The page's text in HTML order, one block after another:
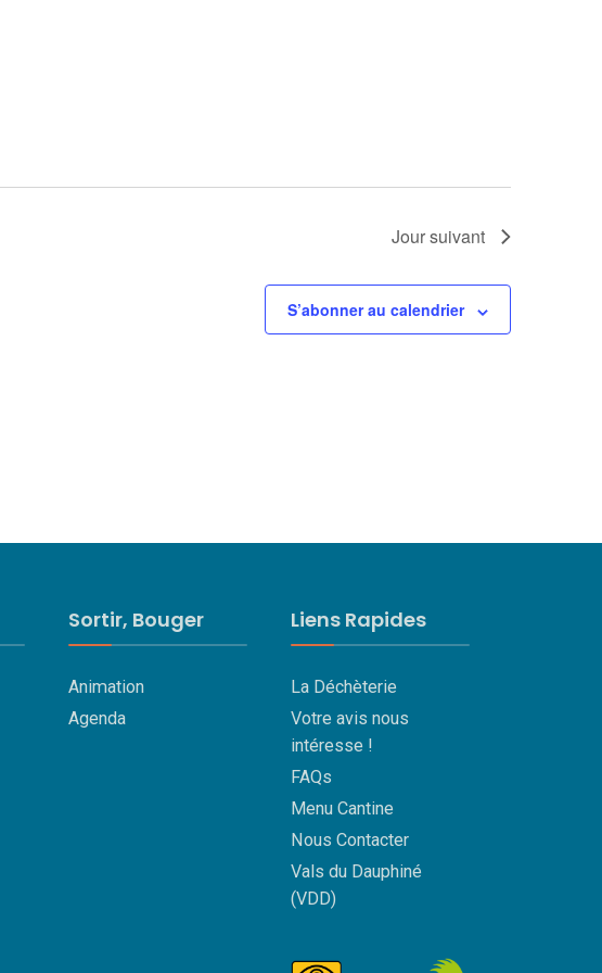
Jour suivant
S’abonner au calendrier
Sortir, Bouger
Animation
Agenda
Liens Rapides
La Déchèterie
Votre avis nous
intéresse !
FAQs
Menu Cantine
Nous Contacter
Vals du Dauphiné
(VDD)